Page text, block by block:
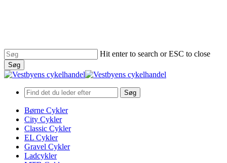
Hit enter to search or ESC to close
Søg
Close
Søg
search
Menu
Børne Cykler
City Cykler
Classic Cykler
EL Cykler
Gravel Cykler
Ladcykler